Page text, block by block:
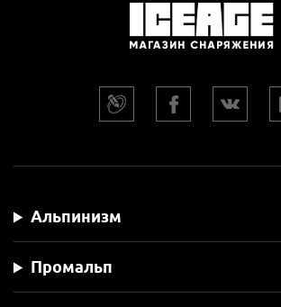
Альпинизм
Промальп